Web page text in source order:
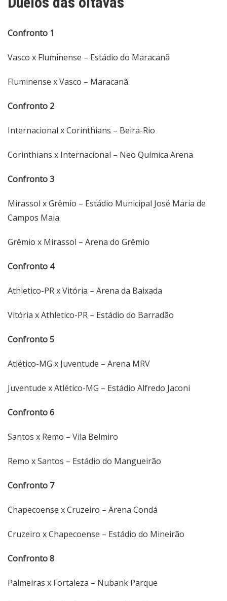
Confronto 1
Vasco x Fluminense – Estádio do Maracanã
Fluminense x Vasco – Maracanã
Confronto 2
Internacional x Corinthians – Beira-Rio
Corinthians x Internacional – Neo Química Arena
Confronto 3
Mirassol x Grêmio – Estádio Municipal José Maria de
Campos Maia
Grêmio x Mirassol – Arena do Grêmio
Confronto 4
Athletico-PR x Vitória – Arena da Baixada
Vitória x Athletico-PR – Estádio do Barradão
Confronto 5
Atlético-MG x Juventude – Arena MRV
Juventude x Atlético-MG – Estádio Alfredo Jaconi
Confronto 6
Santos x Remo – Vila Belmiro
Remo x Santos – Estádio do Mangueirão
Confronto 7
Chapecoense x Cruzeiro – Arena Condá
Cruzeiro x Chapecoense – Estádio do Mineirão
Confronto 8
Palmeiras x Fortaleza – Nubank Parque